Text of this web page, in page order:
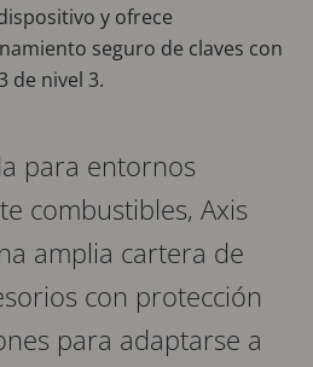
y ofrece
seguro de claves con
de nivel 3.
para entornos
combustibles, Axis
amplia cartera de
con protección
para adaptarse a